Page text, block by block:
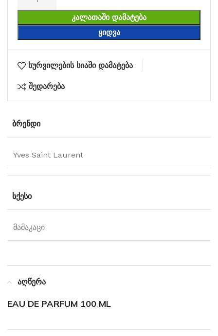
ᲙᲐᲚᲐᲗᲐᲨᲘ ᲓᲐᲛᲐᲢᲔᲑᲐ
ᲧᲘᲓᲕᲐ
სურვილების სიაში დამატება
შედარება
ᲑᲠᲔᲜᲓᲘ
Yves Saint Laurent
ᲡᲥᲔᲡᲘ
მამაკაცი
აღწერა
EAU DE PARFUM 100 ML